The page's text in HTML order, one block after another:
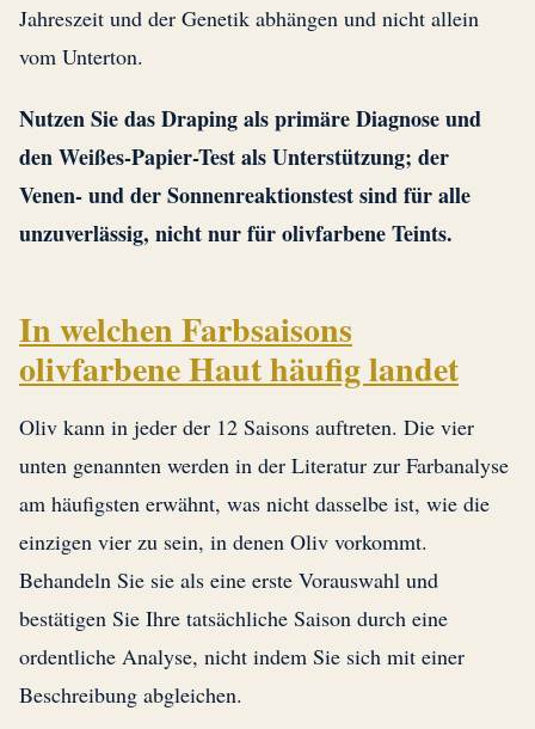
Jahreszeit und der Genetik abhängen und nicht allein
vom Unterton.
Nutzen Sie das Draping als primäre Diagnose und
den Weißes-Papier-Test als Unterstützung; der
Venen- und der Sonnenreaktionstest sind für alle
unzuverlässig, nicht nur für olivfarbene Teints.
In welchen Farbsaisons
olivfarbene Haut häufig landet
Oliv kann in jeder der 12 Saisons auftreten. Die vier
unten genannten werden in der Literatur zur Farbanalyse
am häufigsten erwähnt, was nicht dasselbe ist, wie die
einzigen vier zu sein, in denen Oliv vorkommt.
Behandeln Sie sie als eine erste Vorauswahl und
bestätigen Sie Ihre tatsächliche Saison durch eine
ordentliche Analyse, nicht indem Sie sich mit einer
Beschreibung abgleichen.